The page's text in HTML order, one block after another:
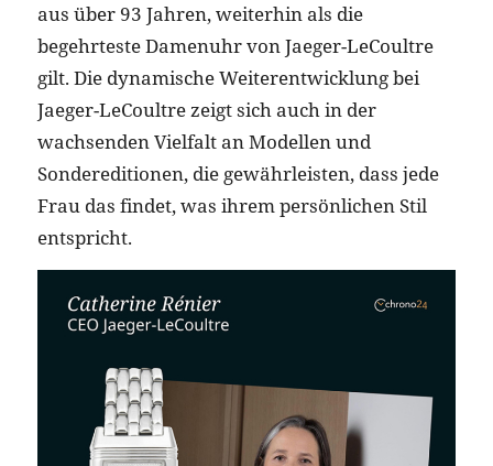
aus über 93 Jahren, weiterhin als die
begehrteste Damenuhr von Jaeger-LeCoultre
gilt. Die dynamische Weiterentwicklung bei
Jaeger-LeCoultre zeigt sich auch in der
wachsenden Vielfalt an Modellen und
Sondereditionen, die gewährleisten, dass jede
Frau das findet, was ihrem persönlichen Stil
entspricht.